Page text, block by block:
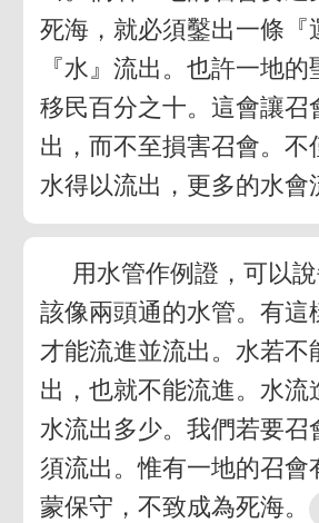
死海，就必須鑿出一條『
『水』流出。也許一地
移民百分之十。這會讓召
出，而不至損害召會。不
水得以流出，更多的水會
用水管作例證，可以
該像兩頭通的水管。有這
才能流進並流出。水若不
出，也就不能流進。水流
水流出多少。我們若要召
須流出。惟有一地的召會
蒙保守，不致成為死海。